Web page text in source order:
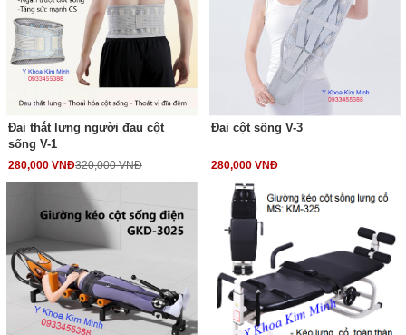
Đai thắt lưng người đau cột
sống V-1
280,000 VNĐ320,000 VNĐ
Đai cột sống V-3
280,000 VNĐ